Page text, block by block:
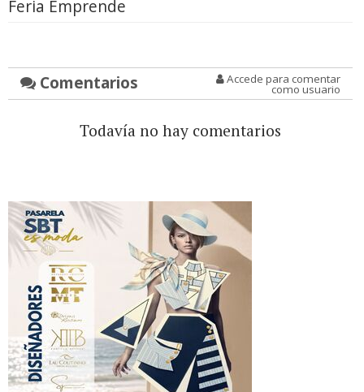
Feria Emprende
Comentarios Accede para comentar
como usuario
Todavía no hay comentarios